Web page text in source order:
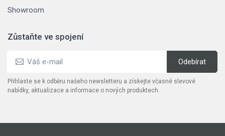
Showroom
Zůstaňte ve spojení
Přihlaste se k odběru našeho newsletteru a získejte včasné slevové
nabídky, aktualizace a informace o nových produktech.